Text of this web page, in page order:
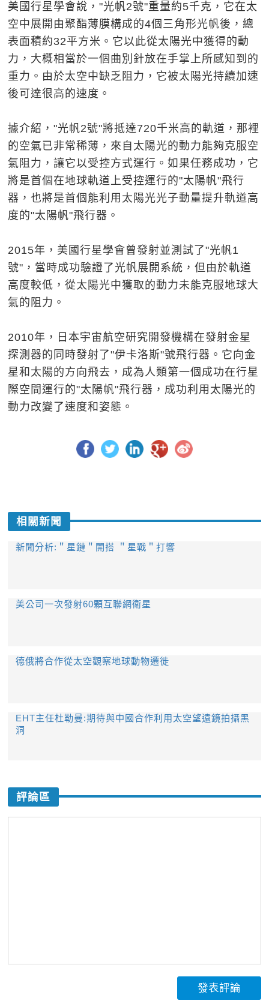
美國行星學會說，"光帆2號"重量約5千克，它在太
空中展開由聚酯薄膜構成的4個三角形光帆後，總
表面積約32平方米。它以此從太陽光中獲得的動
力，大概相當於一個曲別針放在手掌上所感知到的
重力。由於太空中缺乏阻力，它被太陽光持續加速
後可達很高的速度。
據介紹，"光帆2號"將抵達720千米高的軌道，那裡
的空氣已非常稀薄，來自太陽光的動力能夠克服空
氣阻力，讓它以受控方式運行。如果任務成功，它
將是首個在地球軌道上受控運行的"太陽帆"飛行
器，也將是首個能利用太陽光光子動量提升軌道高
度的"太陽帆"飛行器。
2015年，美國行星學會曾發射並測試了"光帆1
號"，當時成功驗證了光帆展開系統，但由於軌道
高度較低，從太陽光中獲取的動力未能克服地球大
氣的阻力。
2010年，日本宇宙航空研究開發機構在發射金星
探測器的同時發射了"伊卡洛斯"號飛行器。它向金
星和太陽的方向飛去，成為人類第一個成功在行星
際空間運行的"太陽帆"飛行器，成功利用太陽光的
動力改變了速度和姿態。
相關新聞
新聞分析:＂星鏈＂開搭 ＂星戰＂打響
美公司一次發射60顆互聯網衛星
德俄將合作從太空觀察地球動物遷徙
EHT主任杜勒曼:期待與中國合作利用太空望遠鏡拍攝黑
洞
評論區
發表評論